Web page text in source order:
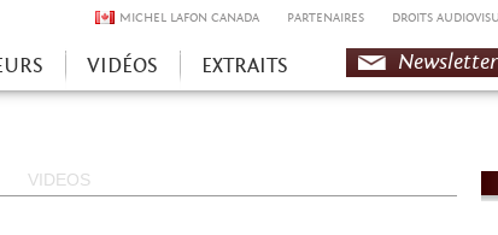
MICHEL LAFON CANADA PARTENAIRES DROITS
VIDÉOS EXTRAITS Newsletter
VIDEOS